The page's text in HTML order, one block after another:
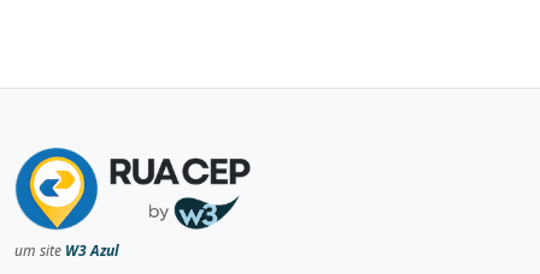
um site W3 Azul